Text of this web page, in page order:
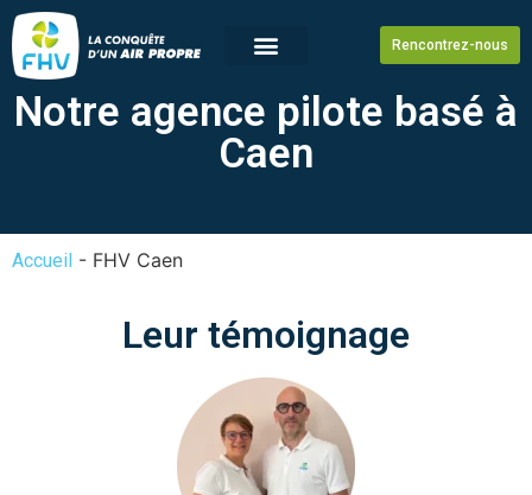
Rencontrez-nous
Notre agence pilote basé à
Caen
Accueil - FHV Caen
Leur témoignage